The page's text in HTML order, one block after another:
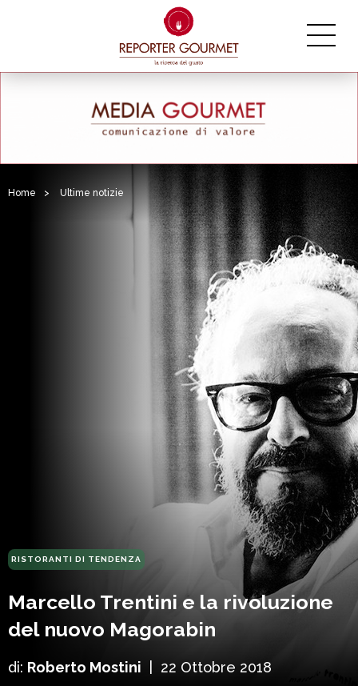
Home > Ultime notizie
RISTORANTI DI TENDENZA
Marcello Trentini e la rivoluzione
del nuovo Magorabin
di: Roberto Mostini 22 Ottobre 2018